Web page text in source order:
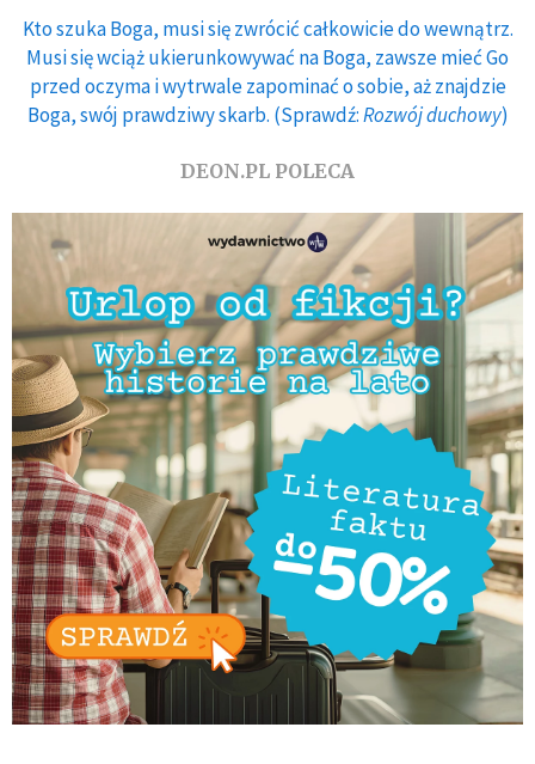
Kto szuka Boga, musi się zwrócić całkowicie do wewnątrz.
Musi się wciąż ukierunkowywać na Boga, zawsze mieć Go
przed oczyma i wytrwale zapominać o sobie, aż znajdzie
Boga, swój prawdziwy skarb. (Sprawdź:Rozwój duchowy)
DEON.PL POLECA